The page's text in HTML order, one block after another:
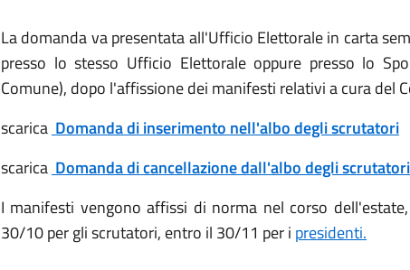
La domanda va presentata all'Ufficio Elettorale in carta
presso lo stesso Ufficio Elettorale oppure presso lo
Comune), dopo l'affissione dei manifesti relativi a cura del
scarica Domanda di inserimento nell'albo degli scrutatori
scarica Domanda di cancellazione dall'albo degli scrutatori
I manifesti vengono affissi di norma nel corso
30/10 per gli scrutatori, entro il 30/11 per i presidenti.